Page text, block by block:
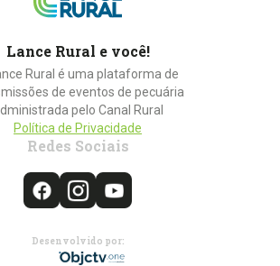
Lance Rural e você!
Rural é uma plataforma de
de eventos de pecuária
pelo Canal Rural
Política de Privacidade
Redes Sociais
Desenvolvido por: